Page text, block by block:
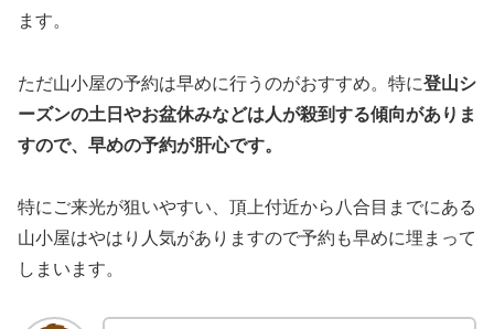
ます。
ただ山小屋の予約は早めに行うのがおすすめ。特に登山シ
ーズンの土日やお盆休みなどは人が殺到する傾向がありま
すので、早めの予約が肝心です。
特にご来光が狙いやすい、頂上付近から八合目までにある
山小屋はやはり人気がありますので予約も早めに埋まって
しまいます。